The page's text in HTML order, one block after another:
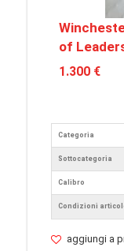
of
1.300 €
Categoria
Sottocategoria
Calibro
Condizioni
aggiungi a